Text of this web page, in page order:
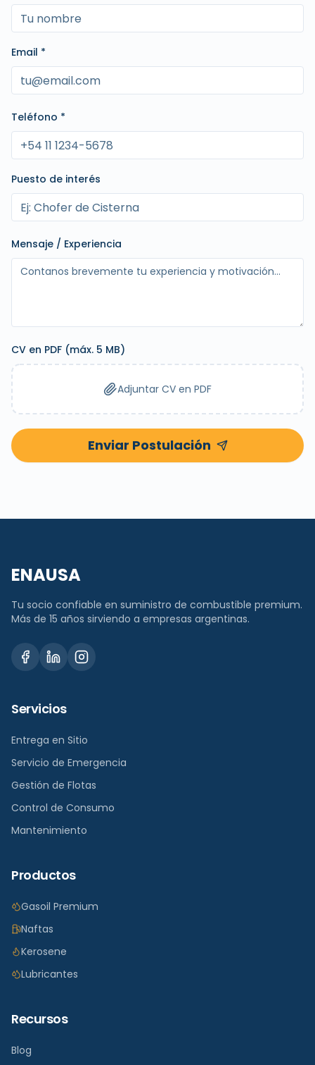
Email *
Teléfono *
Puesto de interés
Mensaje / Experiencia
CV en PDF (máx. 5 MB)
Adjuntar CV en PDF
Enviar Postulación
ENAUSA
Tu socio confiable en suministro de combustible premium.
Más de 15 años sirviendo a empresas argentinas.
Servicios
Entrega en Sitio
Servicio de Emergencia
Gestión de Flotas
Control de Consumo
Mantenimiento
Productos
Gasoil Premium
Naftas
Kerosene
Lubricantes
Recursos
Blog